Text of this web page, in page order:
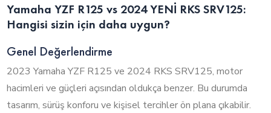
Yamaha YZF R125 vs 2024 YENİ RKS SRV125:
Hangisi sizin için daha uygun?
Genel Değerlendirme
2023 Yamaha YZF R125 ve 2024 RKS SRV125, motor
hacimleri ve güçleri açısından oldukça benzer. Bu durumda
tasarım, sürüş konforu ve kişisel tercihler ön plana çıkabilir.